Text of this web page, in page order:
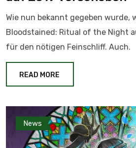
Wie nun bekannt gegeben wurde,
Bloodstained: Ritual of the Night
für den nötigen Feinschliff. Auch.
READ MORE
News